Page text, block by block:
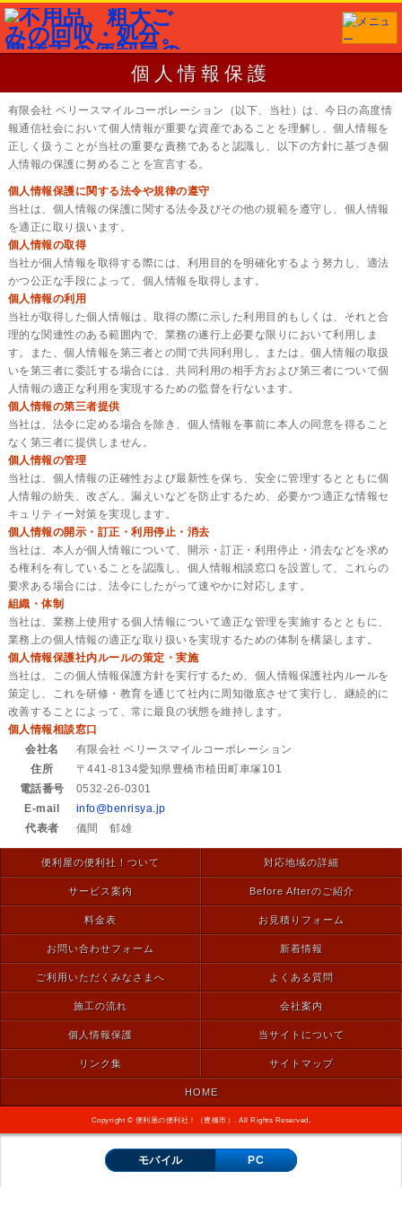
個人情報保護
有限会社 ベリースマイルコーポレーション（以下、当社）は、今日の高度情
報通信社会において個人情報が重要な資産であることを理解し、個人情報を
正しく扱うことが当社の重要な責務であると認識し、以下の方針に基づき個
人情報の保護に努めることを宣言する。
個人情報保護に関する法令や規律の遵守
当社は、個人情報の保護に関する法令及びその他の規範を遵守し、個人情報
を適正に取り扱います。
個人情報の取得
当社が個人情報を取得する際には、利用目的を明確化するよう努力し、適法
かつ公正な手段によって、個人情報を取得します。
個人情報の利用
当社が取得した個人情報は、取得の際に示した利用目的もしくは、それと合
理的な関連性のある範囲内で、業務の遂行上必要な限りにおいて利用しま
す。また、個人情報を第三者との間で共同利用し、または、個人情報の取扱
いを第三者に委託する場合には、共同利用の相手方および第三者について個
人情報の適正な利用を実現するための監督を行ないます。
個人情報の第三者提供
当社は、法令に定める場合を除き、個人情報を事前に本人の同意を得ること
なく第三者に提供しません。
個人情報の管理
当社は、個人情報の正確性および最新性を保ち、安全に管理するとともに個
人情報の紛失、改ざん、漏えいなどを防止するため、必要かつ適正な情報セ
キュリティー対策を実現します。
個人情報の開示・訂正・利用停止・消去
当社は、本人が個人情報について、開示・訂正・利用停止・消去などを求め
る権利を有していることを認識し、個人情報相談窓口を設置して、これらの
要求ある場合には、法令にしたがって速やかに対応します。
組織・体制
当社は、業務上使用する個人情報について適正な管理を実施するとともに、
業務上の個人情報の適正な取り扱いを実現するための体制を構築します。
個人情報保護社内ルールの策定・実施
当社は、この個人情報保護方針を実行するため、個人情報保護社内ルールを
策定し、これを研修・教育を通じて社内に周知徹底させて実行し、継続的に
改善することによって、常に最良の状態を維持します。
個人情報相談窓口
会社名
有限会社 ベリースマイルコーポレーション
住所
〒441-8134愛知県豊橋市植田町車塚101
電話番号
0532-26-0301
E-mail
info@benrisya.jp
代表者
儀間 郁雄
便利屋の便利社！ついて 対応地域の詳細
サービス案内 Before Afterのご紹介
料金表 お見積りフォーム
お問い合わせフォーム 新着情報
ご利用いただくみなさまへ よくある質問
施工の流れ 会社案内
個人情報保護 当サイトについて
リンク集 サイトマップ
HOME
Copyright © 便利屋の便利社！（豊橋市）. All Rights Reserved.
モバイル PC